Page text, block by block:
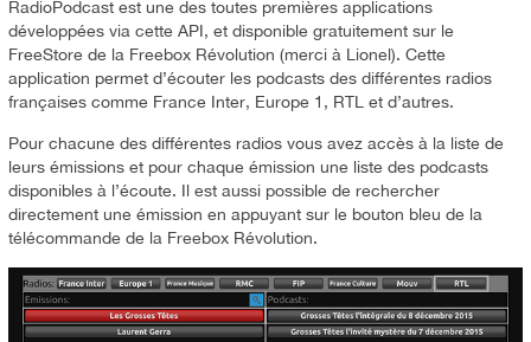
RadioPodcast est une des toutes premières applications
développées via cette API, et disponible gratuitement sur le
FreeStore de la Freebox Révolution (merci à Lionel). Cette
application permet d’écouter les podcasts des différentes radios
françaises comme France Inter, Europe 1, RTL et d’autres.
Pour chacune des différentes radios vous avez accès à la liste de
leurs émissions et pour chaque émission une liste des podcasts
disponibles à l’écoute. Il est aussi possible de rechercher
directement une émission en appuyant sur le bouton bleu de la
télécommande de la Freebox Révolution.